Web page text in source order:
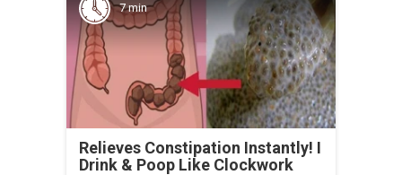
7 min
Relieves Constipation Instantly! I
Drink & Poop Like Clockwork